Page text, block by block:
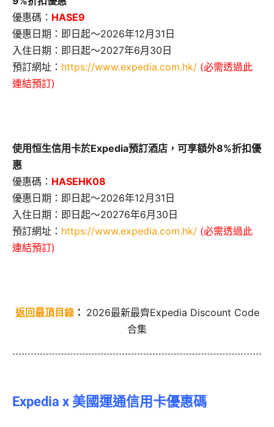
優惠碼： HASE9
優惠日期：即日起～2026年12月31日
入住日期：即日起～2027年6月30日
預訂網址： https://www.expedia.com.hk/ (必需透過此
連結預訂)
使用恒生信用卡於Expedia預訂酒店，可享額外8%折扣優
惠
優惠碼： HASEHK08
優惠日期：即日起～2026年12月31日
入住日期：即日起～20276年6月30日
預訂網址： https://www.expedia.com.hk/ (必需透過此
連結預訂)
返回最頂目錄： 2026最新最齊Expedia Discount Code
合集
Expedia x 美國運通信用卡優惠碼